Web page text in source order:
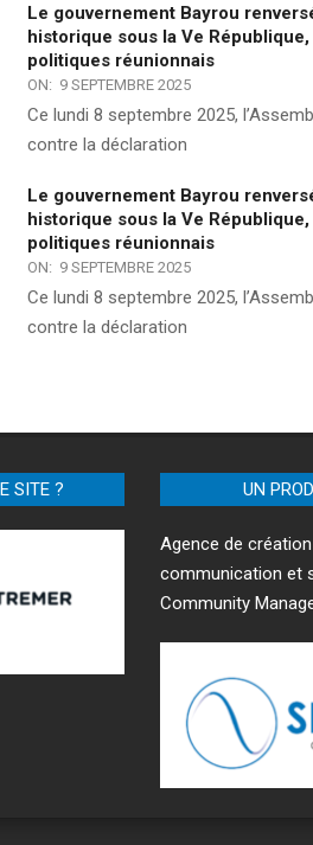
Le gouvernement Bayrou
historique sous la Ve
politiques réunionnais
ON: 9 SEPTEMBRE 2025
Ce lundi 8 septembre 2025,
contre la déclaration
Le gouvernement Bayrou
historique sous la Ve
politiques réunionnais
ON: 9 SEPTEMBRE 2025
Ce lundi 8 septembre 2025,
contre la déclaration
SITE ? UN
Agence de
communication et
Community